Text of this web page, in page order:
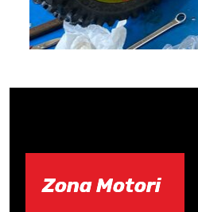
Zona Motori
Zona Motori